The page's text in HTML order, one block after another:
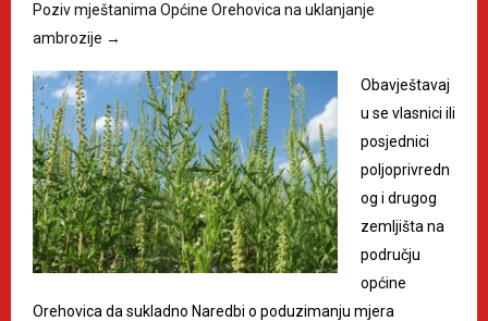
Poziv mještanima Općine Orehovica na uklanjanje
ambrozije →
Obavještavaj
u se vlasnici ili
posjednici
poljoprivredn
og i drugog
zemljišta na
području
općine
Orehovica da sukladno Naredbi o poduzimanju mjera